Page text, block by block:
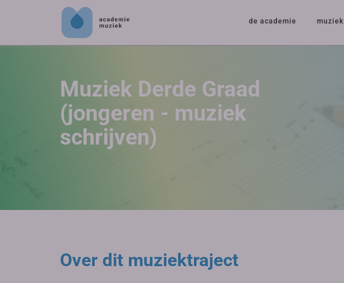
de academie muziek
Muziek Derde Graad
(jongeren - muziek
schrijven)
Over dit muziektraject